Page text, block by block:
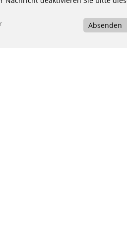
Absenden